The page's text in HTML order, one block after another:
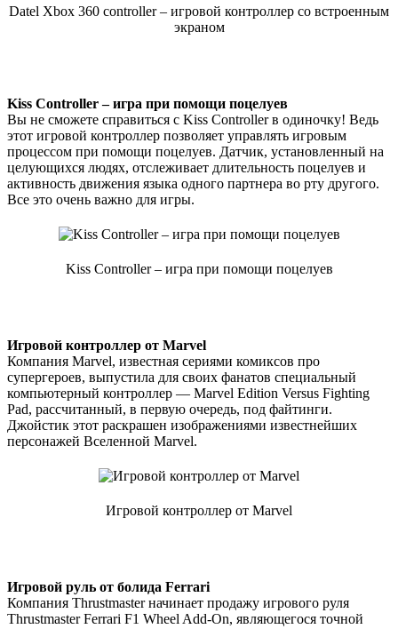
Datel Xbox 360 controller – игровой контроллер со встроенным
экраном
Kiss Controller – игра при помощи поцелуев
Вы не сможете справиться с Kiss Controller в одиночку! Ведь
этот игровой контроллер позволяет управлять игровым
процессом при помощи поцелуев. Датчик, установленный на
целующихся людях, отслеживает длительность поцелуев и
активность движения языка одного партнера во рту другого.
Все это очень важно для игры.
Kiss Controller – игра при помощи поцелуев
Игровой контроллер от Marvel
Компания Marvel, известная сериями комиксов про
супергероев, выпустила для своих фанатов специальный
компьютерный контроллер — Marvel Edition Versus Fighting
Pad, рассчитанный, в первую очередь, под файтинги.
Джойстик этот раскрашен изображениями известнейших
персонажей Вселенной Marvel.
Игровой контроллер от Marvel
Игровой руль от болида Ferrari
Компания Thrustmaster начинает продажу игрового руля
Thrustmaster Ferrari F1 Wheel Add-On, являющегося точной